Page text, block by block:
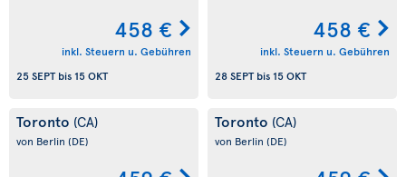
458 €
inkl. Steuern u. Gebühren
25 SEPTbis 15 OKT
458 €
inkl. Steuern u. Gebühren
28 SEPTbis 15 OKT
Toronto (CA)
von Berlin (DE)
Toronto (CA)
von Berlin (DE)